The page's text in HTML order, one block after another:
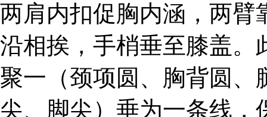
两肩内扣促胸内涵，两臂
沿相挨，手梢垂至膝盖。
聚一（颈项圆、胸背圆、
尖、脚尖）垂为一条线